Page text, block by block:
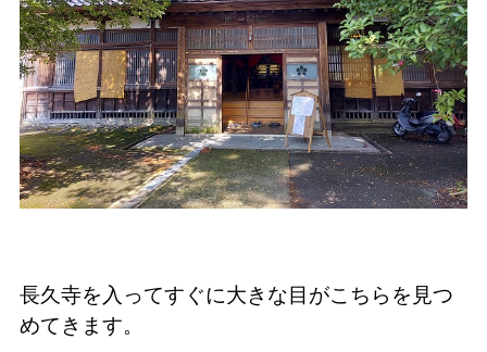
長久寺を入ってすぐに大きな目がこちらを見つ
めてきます。